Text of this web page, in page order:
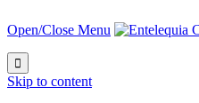
Open/Close Menu

Skip to content